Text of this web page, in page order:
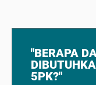
"BERAPA